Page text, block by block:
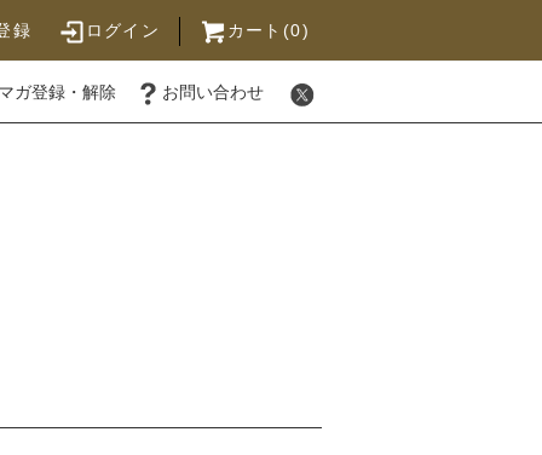
録 ログイン カート(0)
ガ登録・解除 お問い合わせ